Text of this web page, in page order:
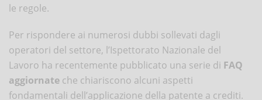
le regole.
Per rispondere ai numerosi dubbi sollevati dagli
operatori del settore, l’Ispettorato Nazionale del
Lavoro ha recentemente pubblicato una serie di FAQ
aggiornate che chiariscono alcuni aspetti
fondamentali dell’applicazione della patente a crediti.